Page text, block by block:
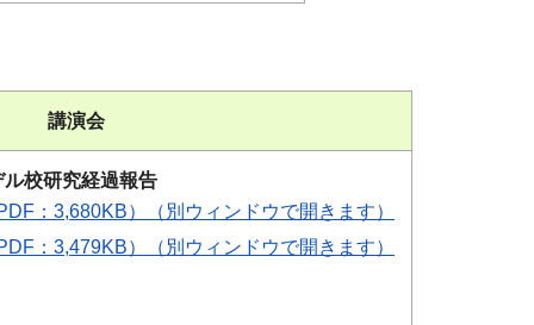
講演会
校研究経過報告
：3,680KB）（別ウィンドウで開きます）
：3,479KB）（別ウィンドウで開きます）